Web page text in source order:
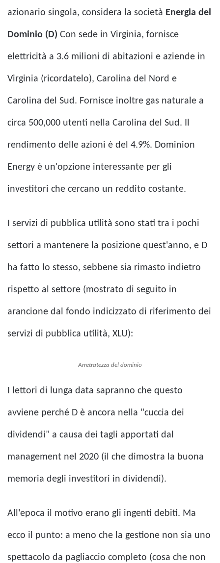
azionario singola, considera la società Energia del
Dominio (D) Con sede in Virginia, fornisce
elettricità a 3.6 milioni di abitazioni e aziende in
Virginia (ricordatelo), Carolina del Nord e
Carolina del Sud. Fornisce inoltre gas naturale a
circa 500,000 utenti nella Carolina del Sud. Il
rendimento delle azioni è del 4.9%. Dominion
Energy è un'opzione interessante per gli
investitori che cercano un reddito costante.
I servizi di pubblica utilità sono stati tra i pochi
settori a mantenere la posizione quest'anno, e D
ha fatto lo stesso, sebbene sia rimasto indietro
rispetto al settore (mostrato di seguito in
arancione dal fondo indicizzato di riferimento dei
servizi di pubblica utilità, XLU):
Arretratezza del dominio
I lettori di lunga data sapranno che questo
avviene perché D è ancora nella "cuccia dei
dividendi" a causa dei tagli apportati dal
management nel 2020 (il che dimostra la buona
memoria degli investitori in dividendi).
All'epoca il motivo erano gli ingenti debiti. Ma
ecco il punto: a meno che la gestione non sia uno
spettacolo da pagliaccio completo (cosa che non